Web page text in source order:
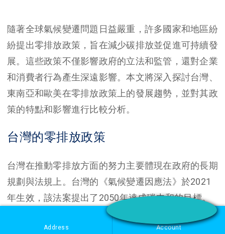
Address Account
隨著全球氣候變遷問題日益嚴重，許多國家和地區紛
紛提出零排放政策，旨在減少碳排放並促進可持續發
展。這些政策不僅影響政府的立法和監管，還對企業
和消費者行為產生深遠影響。本文將深入探討台灣、
東南亞和歐美在零排放政策上的發展趨勢，並對其政
策的特點和影響進行比較分析。
台灣的零排放政策
台灣在推動零排放方面的努力主要體現在政府的長期
規劃與法規上。台灣的《氣候變遷因應法》於2021
年生效，該法案提出了2050年達成碳中和的目標。
具體而言，台灣政府希望到2050年，能源、工業、
交通等領域的碳排放將達到零排放的標準。